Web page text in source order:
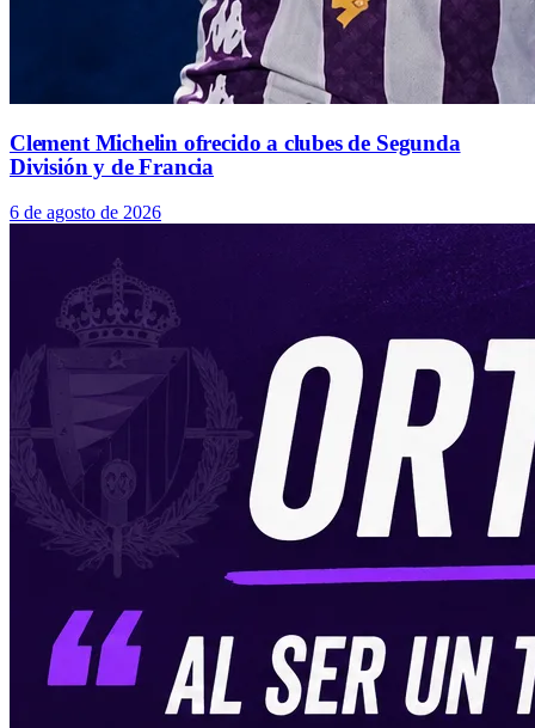
Clement Michelin ofrecido a clubes de Segunda
División y de Francia
6 de agosto de 2026